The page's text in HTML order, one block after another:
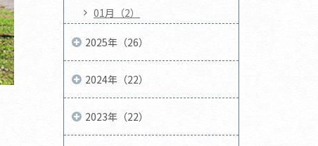
01月（2）
2025年（26）
2024年（22）
2023年（22）